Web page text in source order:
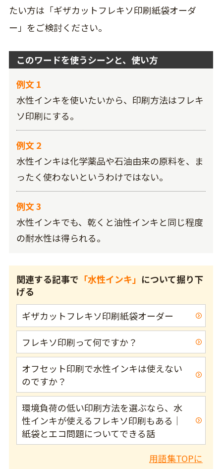
たい方は「ギザカットフレキソ印刷紙袋オーダ
ー」をご検討ください。
このワードを使うシーンと、使い方
例文 1
水性インキを使いたいから、印刷方法はフレキ
ソ印刷にする。
例文 2
水性インキは化学薬品や石油由来の原料を、ま
ったく使わないというわけではない。
例文 3
水性インキでも、乾くと油性インキと同じ程度
の耐水性は得られる。
関連する記事で 「水性インキ」 について掘り下
げる
ギザカットフレキソ印刷紙袋オーダー
フレキソ印刷って何ですか？
オフセット印刷で水性インキは使えない
のですか？
環境負荷の低い印刷方法を選ぶなら、水
性インキが使えるフレキソ印刷もある｜
紙袋とエコ問題についてできる話
用語集TOPに